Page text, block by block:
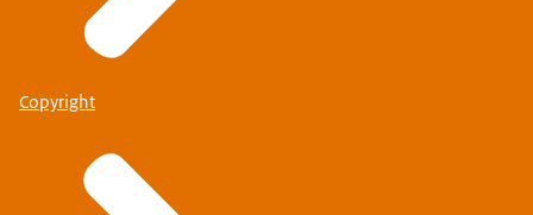
Copyright